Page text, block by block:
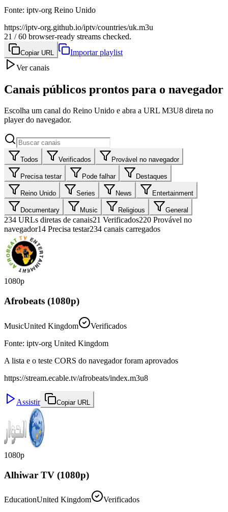
Fonte: iptv-org Reino Unido
https://iptv-org.github.io/iptv/countries/uk.m3u
21 / 60 browser-ready streams checked.
Copiar URL
Importar playlist
Ver canais
Canais públicos prontos para o navegador
Escolha um canal do Reino Unido e abra a URL M3U8 direta no
player do navegador.
Todos Verificados Provável no navegador
Precisa testar Pode falhar Destaques
Reino Unido Series News Entertainment
Documentary Music Religious General
234 URLs diretas de canais21 Verificados220 Provável no
navegador14 Precisa testar234 canais carregados
1080p
Afrobeats (1080p)
MusicUnited Kingdom
Verificados
Fonte: iptv-org United Kingdom
A lista e o teste CORS do navegador foram aprovados
https://stream.ecable.tv/afrobeats/index.m3u8
Assistir Copiar URL
1080p
Alhiwar TV (1080p)
EducationUnited Kingdom
Verificados